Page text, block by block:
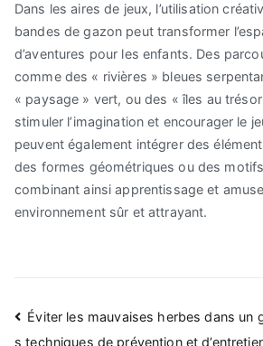
Dans les aires de jeux, l’utilisation
bandes de gazon peut transformer
d’aventures pour les enfants. Des
comme des « rivières » bleues
« paysage » vert, ou des « îles au
stimuler l’imagination et encourager le
peuvent également intégrer des
des formes géométriques ou des
combinant ainsi apprentissage et
environnement sûr et attrayant.
Navigation
Éviter les mauvaises herbes dans un
s techniques de prévention et